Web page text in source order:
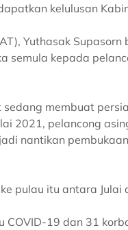
kelulusan
Yuthasak Supasorn
semula kepada
membuat
2021, pelancong
nantikan
pulau itu antara Julai
19 dan 31